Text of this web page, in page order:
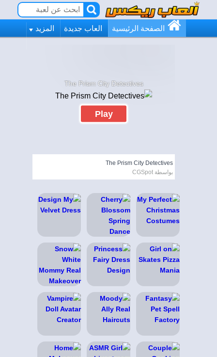
الصفحة الرئيسية العاب جديدة المزيد
The Prism City Detectives
Play
The Prism City Detectives
بواسطة CGSpot